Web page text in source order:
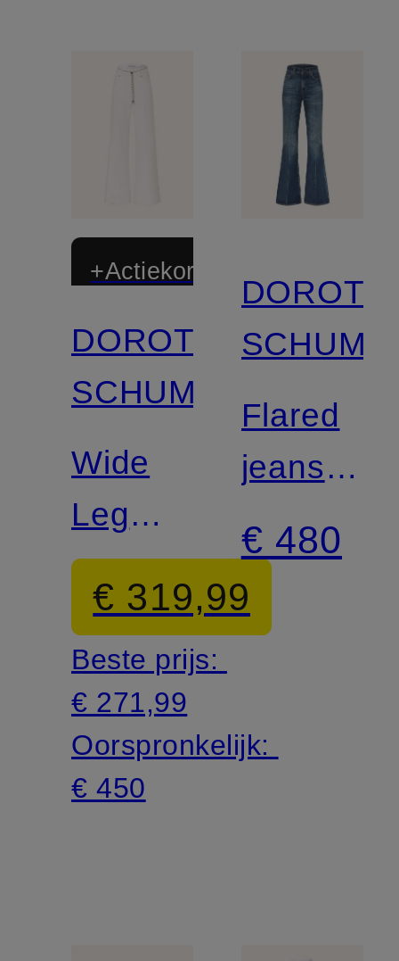
+Actiekorting
DOROTHEE
SCHUMACHER
Wide
Leg
Jeans
ATTRACTION
€ 319,99
Beste prijs:
€ 271,99
Oorspronkelijk:
€ 450
Flared
jeans
BLUE
JEANS
BABY
€ 480